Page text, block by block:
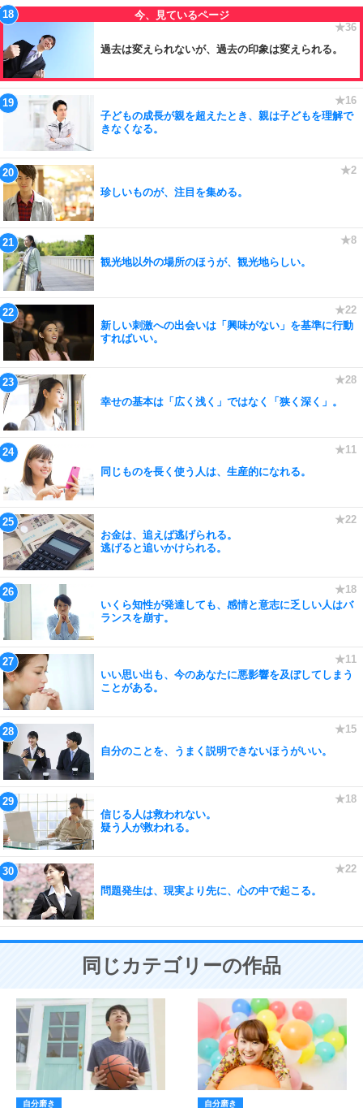
過去は変えられないが、過去の印象は変えられる。
子どもの成長が親を超えたとき、親は子どもを理解で
きなくなる。
珍しいものが、注目を集める。
観光地以外の場所のほうが、観光地らしい。
新しい刺激への出会いは「興味がない」を基準に行動
すればいい。
幸せの基本は「広く浅く」ではなく「狭く深く」。
同じものを長く使う人は、生産的になれる。
お金は、追えば逃げられる。
逃げると追いかけられる。
いくら知性が発達しても、感情と意志に乏しい人はバ
ランスを崩す。
いい思い出も、今のあなたに悪影響を及ぼしてしまう
ことがある。
自分のことを、うまく説明できないほうがいい。
信じる人は救われない。
疑う人が救われる。
問題発生は、現実より先に、心の中で起こる。
同じカテゴリーの作品
自分磨き 自分磨き